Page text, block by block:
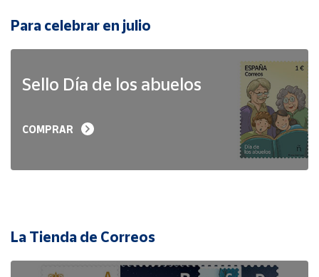
Para celebrar en julio
Sello Día de los abuelos
COMPRAR
La Tienda de Correos